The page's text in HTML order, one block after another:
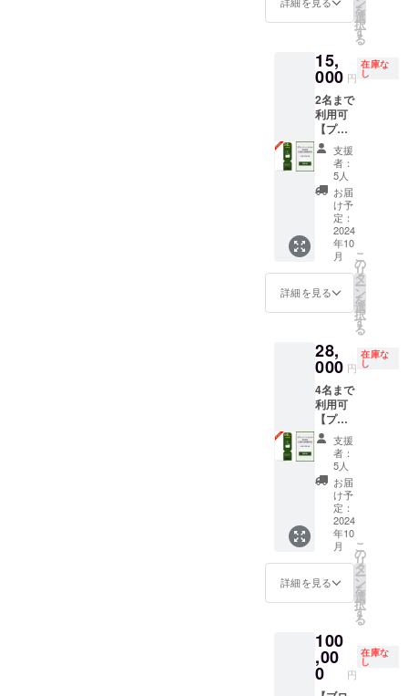
(URL：
coming
は
15,000
円の売
り切れ
となっ
ている
日帰り
プラン
と同様
の商品
です
が、予
約枠の
関係で
コード
通常よ
りお時
ただく
可能性
がある
ことご
了承く
ださ
い。
日〜
2027年
9月30日
までの3
年間 ※
宿泊料
金の目
安：2名
宿泊
（食事
無）：
合計
48,000
円〜、4
名宿泊
無）：
合計
名宿泊
（食事
無）：
合計
112,000
円〜と
なりま
す。詳
しいお
値段
は、ご
予約の
際にHP
もしく
は予約
よりご
確認く
(URL：
coming
soon) ※
割引
ませ
ん。 ・
当施設
は素泊
まりの
ご提供
となり
ます。
食材は
付きま
せん。
ご自由
にお持
ち込み
くださ
い。 ・
有効期
日〜
2027年
9月30日
までの3
年間 ※
宿泊料
金の目
安：2名
宿泊
（食事
無）：
合計
48,000
円〜、4
名宿泊
無）：
合計
名宿泊
（食事
無）：
合計
auna 和
-
nagomi,
wakaya
ma- 」
での宿
泊予約
時にご
利用い
ただけ
ます。
・通常
価格の
半額
（50,00
0円）で
ご利用
いただ
けま
す。 ・
ませ
ん。 ・
当施設
は素泊
まりの
ご提供
となり
ます。
食材は
付きま
せん。
ご自由
にお持
ち込み
くださ
い。 ・
有効期
日〜
2027年
9月30日
までの3
を
選
択
す
る
15,
000 円
在庫な
し
2名まで
利用可
【プラ
イベー
トサウ
ナ＆
BBQ日
帰り特
別プラ
ン 3時
間利
用】 日
帰り割
引コー
ド
15,000
「log&s
auna 和
-
nagomi,
wakaya
ma- 」
での日
帰りプ
ラン予
約時に
ご利用
いただ
けま
す。 ・
オープ
ン後に
日帰り
ありま
せん
が、ク
ラウド
支援
者：
5人
お届
け予
定：
2024
年10
月
詳細を見る
こ
の
リ
タ
ー
ン
を
選
択
す
る
28,
000 円
在庫な
し
4名まで
利用可
【プラ
イベー
トサウ
ナ＆
BBQ日
帰り特
別プラ
ン 3時
間利
用】 日
帰り割
引コー
ド
28,000
「log&s
auna 和
-
nagomi,
支援
者：
5人
お届
け予
定：
2024
年10
月
詳細を見る
こ
の
リ
タ
ー
ン
を
選
択
す
る
100
,00
0 円
在庫な
し